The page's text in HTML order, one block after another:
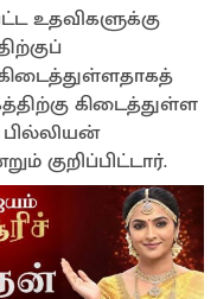
உதவிகளுக்கு
கிடைத்துள்ள
பில்லியன்
குறிப்பிட்டார்.